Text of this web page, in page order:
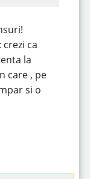
ca
la
care , pe
si o